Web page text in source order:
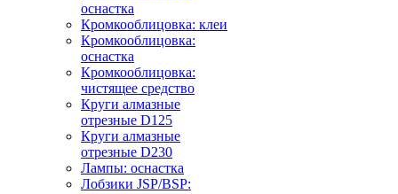
оснастка
Кромкооблицовка: клеи
Кромкооблицовка:
оснастка
Кромкооблицовка:
чистящее средство
Круги алмазные
отрезные D125
Круги алмазные
отрезные D230
Лампы: оснастка
Лобзики JSP/BSP: